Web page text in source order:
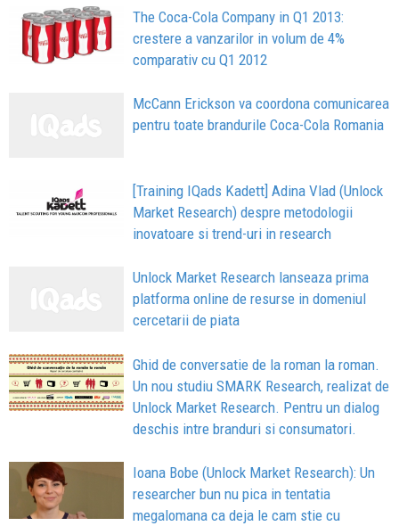
The Coca-Cola Company in Q1 2013:
crestere a vanzarilor in volum de 4%
comparativ cu Q1 2012
McCann Erickson va coordona comunicarea
pentru toate brandurile Coca-Cola Romania
[Training IQads Kadett] Adina Vlad (Unlock
Market Research) despre metodologii
inovatoare si trend-uri in research
Unlock Market Research lanseaza prima
platforma online de resurse in domeniul
cercetarii de piata
Ghid de conversatie de la roman la roman.
Un nou studiu SMARK Research, realizat de
Unlock Market Research. Pentru un dialog
deschis intre branduri si consumatori.
Ioana Bobe (Unlock Market Research): Un
researcher bun nu pica in tentatia
megalomana ca deja le cam stie cu